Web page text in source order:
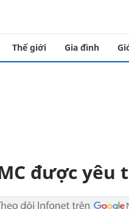
Thế giới Gia đình
được